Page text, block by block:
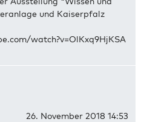
und Kaiserpfalz
watch?v=OlKxq9HjKSA
26. November 2018 14:53